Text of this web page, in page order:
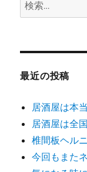
索:
最近の投稿
居酒屋は本
居酒屋は全
椎間板ヘル
今回もまた